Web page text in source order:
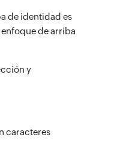
de identidad es
enfoque de arriba
y
caracteres